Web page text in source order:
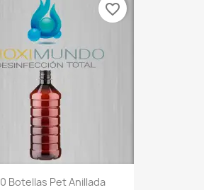
Botellas Pet Anillada
favorite_border